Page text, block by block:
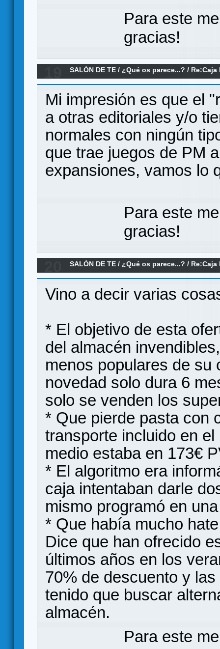
Para este
gracias!
SALÓN DE TE / ¿Qué os parece...? /
Mi impresión es que el
a otras editoriales y/o
normales con ningún
que trae juegos de PM
expansiones, vamos lo
Para este
gracias!
SALÓN DE TE / ¿Qué os parece...? /
Vino a decir varias
* El objetivo de esta
del almacén
menos populares de su
novedad solo dura 6
solo se venden los
* Que pierde pasta con
transporte incluido en
medio estaba en 173€
* El algoritmo era
caja intentaban darle
mismo programó en
* Que había mucho
Dice que han ofrecido
últimos años en los
70% de descuento y
tenido que buscar
almacén.
Para este